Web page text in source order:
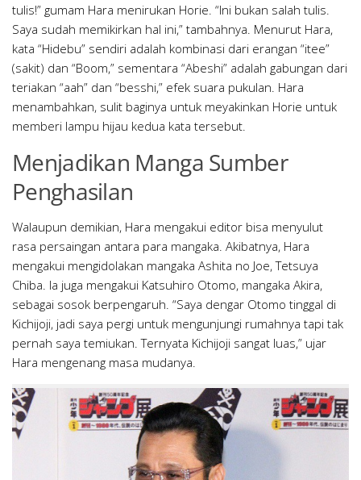
tulis!” gumam Hara menirukan Horie. “Ini bukan salah tulis.
Saya sudah memikirkan hal ini,” tambahnya. Menurut Hara,
kata “Hidebu” sendiri adalah kombinasi dari erangan “itee”
(sakit) dan “Boom,” sementara “Abeshi” adalah gabungan dari
teriakan “aah” dan “besshi,” efek suara pukulan. Hara
menambahkan, sulit baginya untuk meyakinkan Horie untuk
memberi lampu hijau kedua kata tersebut.
Menjadikan Manga Sumber
Penghasilan
Walaupun demikian, Hara mengakui editor bisa menyulut
rasa persaingan antara para mangaka. Akibatnya, Hara
mengakui mengidolakan mangaka Ashita no Joe, Tetsuya
Chiba. Ia juga mengakui Katsuhiro Otomo, mangaka Akira,
sebagai sosok berpengaruh. “Saya dengar Otomo tinggal di
Kichijoji, jadi saya pergi untuk mengunjungi rumahnya tapi tak
pernah saya temiukan. Ternyata Kichijoji sangat luas,” ujar
Hara mengenang masa mudanya.